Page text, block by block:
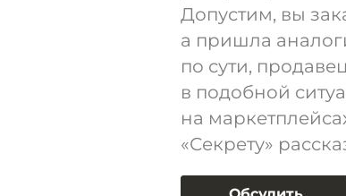
Допустим, вы
а пришла
по сути,
в подобной
на
«Секрету»